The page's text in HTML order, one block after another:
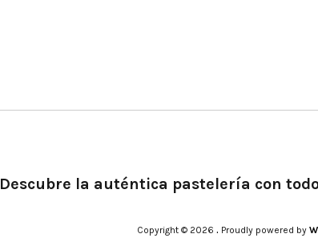
Descubre la auténtica pastelería con
Copyright © 2026 . Proudly powered by